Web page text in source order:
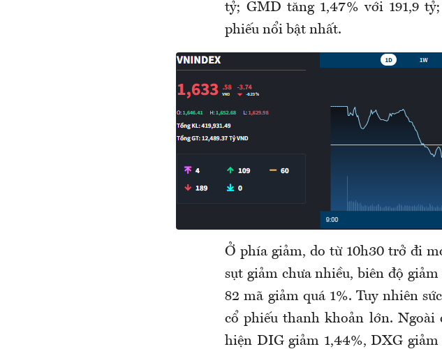
tỷ; GMD tăng 1,47% với 191,9
phiếu nổi bật nhất.
Ở phía giảm, do từ 10h30 trở đi
sụt giảm chưa nhiều, biên độ
82 mã giảm quá 1%. Tuy nhiên
cổ phiếu thanh khoản lớn. Ngoài
hiện DIG giảm 1,44%, DXG giảm